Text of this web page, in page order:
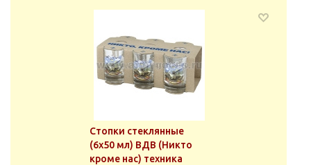
Стопки стеклянные
(6х50 мл) ВДВ (Никто
кроме нас) техника